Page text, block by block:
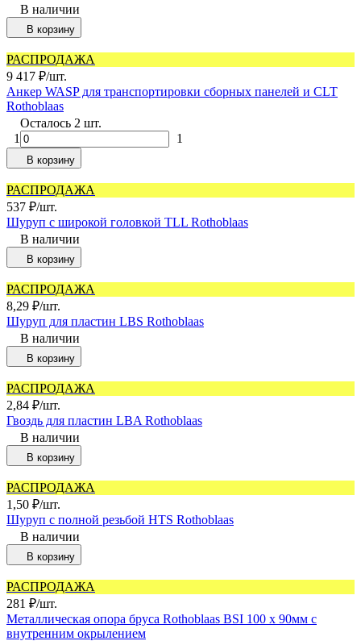
В наличии
В корзину
РАСПРОДАЖА
9 417 ₽/шт.
Анкер WASP для транспортировки сборных панелей и CLT
Rothoblaas
Осталось 2 шт.
1
1
В корзину
РАСПРОДАЖА
537 ₽/шт.
Шуруп с широкой головкой TLL Rothoblaas
В наличии
В корзину
РАСПРОДАЖА
8,29 ₽/шт.
Шуруп для пластин LBS Rothoblaas
В наличии
В корзину
РАСПРОДАЖА
2,84 ₽/шт.
Гвоздь для пластин LBA Rothoblaas
В наличии
В корзину
РАСПРОДАЖА
1,50 ₽/шт.
Шуруп с полной резьбой HTS Rothoblaas
В наличии
В корзину
РАСПРОДАЖА
281 ₽/шт.
Металлическая опора бруса Rothoblaas BSI 100 х 90мм с
внутренним окрылением